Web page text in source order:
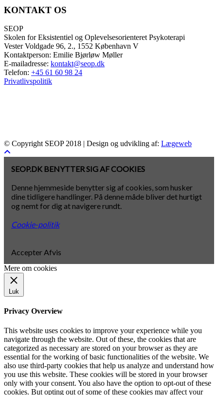
KONTAKT OS
SEOP
Skolen for Eksistentiel og Oplevelsesorienteret Psykoterapi
Vester Voldgade 96, 2., 1552 København V
Kontaktperson: Emilie Bjørløw Møller
E-mailadresse: kontakt@seop.dk
Telefon: +45 61 60 98 24
Privatlivspolitik
© Copyright SEOP 2018 | Design og udvikling af: Lægeweb
SEOP.DK BENYTTER SIG AF COOKIES
Denne hjemmeside benytter sig af cookies, som husker
dine tidligere handlinger. På denne måde bliver det hurtigt
og nemt for dig at navigere rundt.
Cookie-politik
AccepterAfvis
Mere om cookies
Luk
Privacy Overview
This website uses cookies to improve your experience while you
navigate through the website. Out of these, the cookies that are
categorized as necessary are stored on your browser as they are
essential for the working of basic functionalities of the website. We
also use third-party cookies that help us analyze and understand how
you use this website. These cookies will be stored in your browser
only with your consent. You also have the option to opt-out of these
cookies. But opting out of some of these cookies may affect your